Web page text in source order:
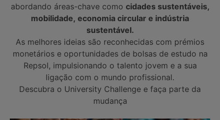
abordando áreas-chave como cidades sustentáveis,
mobilidade, economia circular e indústria
sustentável.
As melhores ideias são reconhecidas com prémios
monetários e oportunidades de bolsas de estudo na
Repsol, impulsionando o talento jovem e a sua
ligação com o mundo profissional.
Descubra o University Challenge e faça parte da
mudança